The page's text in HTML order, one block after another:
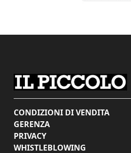
CONDIZIONI DI VENDITA
GERENZA
PRIVACY
WHISTLEBLOWING